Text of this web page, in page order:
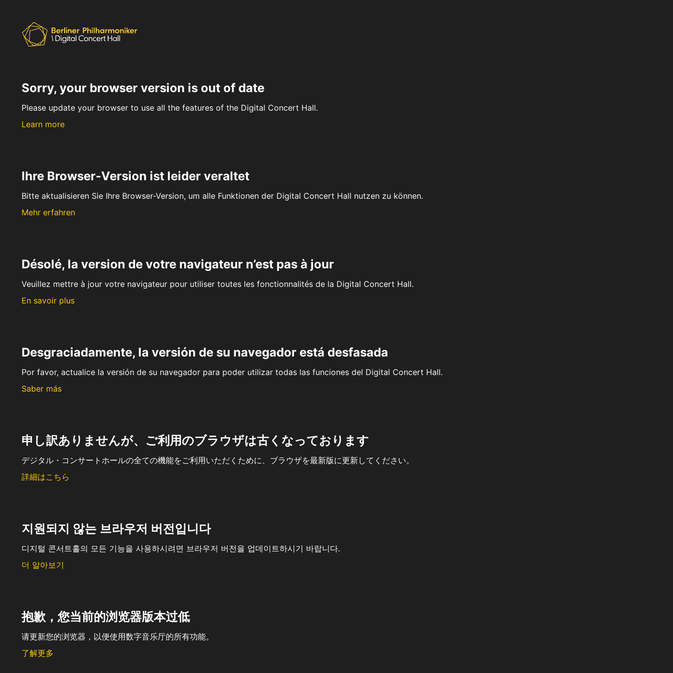
Sorry, your browser version is out of date
Please update your browser to use all the features of the Digital Concert Hall.
Learn more
Ihre Browser-Version ist leider veraltet
Bitte aktualisieren Sie Ihre Browser-Version, um alle Funktionen der Digital Concert Hall nutzen zu können.
Mehr erfahren
Désolé, la version de votre navigateur n’est pas à jour
Veuillez mettre à jour votre navigateur pour utiliser toutes les fonctionnalités de la Digital Concert Hall.
En savoir plus
Desgraciadamente, la versión de su navegador está desfasada
Por favor, actualice la versión de su navegador para poder utilizar todas las funciones del Digital Concert Hall.
Saber más
申し訳ありませんが、ご利用のブラウザは古くなっております
デジタル・コンサートホールの全ての機能をご利用いただくために、ブラウザを最新版に更新してください。
詳細はこちら
지원되지 않는 브라우저 버전입니다
디지털 콘서트홀의 모든 기능을 사용하시려면 브라우저 버전을 업데이트하시기 바랍니다.
더 알아보기
抱歉，您当前的浏览器版本过低
请更新您的浏览器，以便使用数字音乐厅的所有功能。
了解更多